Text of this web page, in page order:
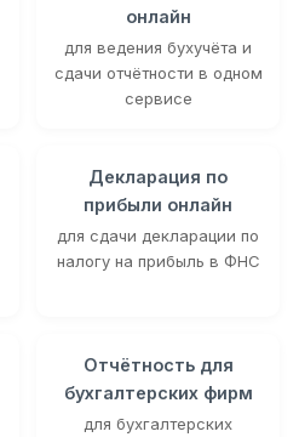
онлайн
для ведения бухучёта и
сдачи отчётности в одном
сервисе
Декларация по
прибыли онлайн
для сдачи декларации по
налогу на прибыль в ФНС
Отчётность для
бухгалтерских фирм
для бухгалтерских